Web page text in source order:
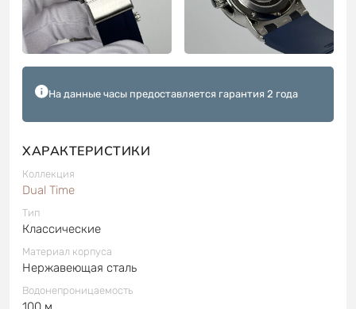
На данные часы предоставляется гарантия 2 года
ХАРАКТЕРИСТИКИ
Коллекция
Dual Time
Тип
Классические
Материал корпуса
Нержавеющая сталь
Водонепроницаемость